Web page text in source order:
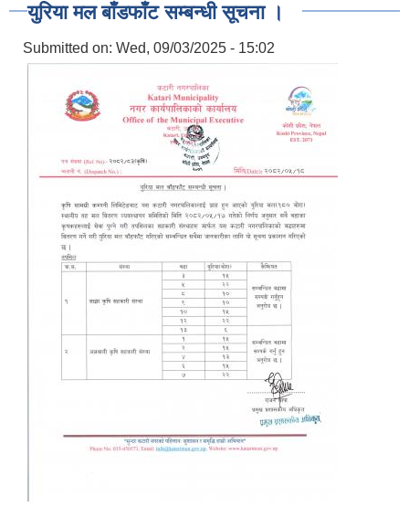
युरिया मल बाँडफाँट सम्बन्धी सूचना ।
Submitted on: Wed, 09/03/2025 - 15:02